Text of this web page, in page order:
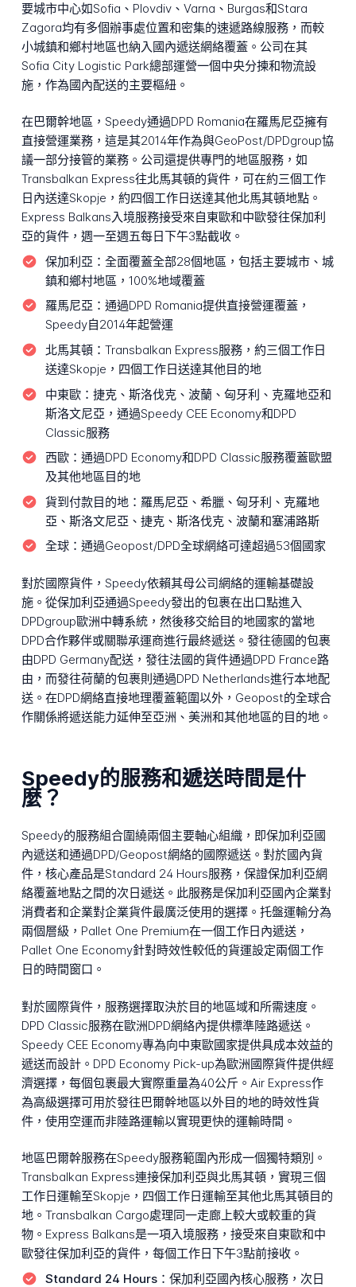
要城市中心如Sofia、Plovdiv、Varna、Burgas和Stara
Zagora均有多個辦事處位置和密集的速遞路線服務，而較
小城鎮和鄉村地區也納入國內遞送網絡覆蓋。公司在其
Sofia City Logistic Park總部運營一個中央分揀和物流設
施，作為國內配送的主要樞紐。
在巴爾幹地區，Speedy通過DPD Romania在羅馬尼亞擁有
直接營運業務，這是其2014年作為與GeoPost/DPDgroup協
議一部分接管的業務。公司還提供專門的地區服務，如
Transbalkan Express往北馬其頓的貨件，可在約三個工作
日內送達Skopje，約四個工作日送達其他北馬其頓地點。
Express Balkans入境服務接受來自東歐和中歐發往保加利
亞的貨件，週一至週五每日下午3點截收。
保加利亞： 全面覆蓋全部28個地區，包括主要城市、城
鎮和鄉村地區，100%地域覆蓋
羅馬尼亞： 通過DPD Romania提供直接營運覆蓋，
Speedy自2014年起營運
北馬其頓： Transbalkan Express服務，約三個工作日
送達Skopje，四個工作日送達其他目的地
中東歐： 捷克、斯洛伐克、波蘭、匈牙利、克羅地亞和
斯洛文尼亞，通過Speedy CEE Economy和DPD
Classic服務
西歐： 通過DPD Economy和DPD Classic服務覆蓋歐盟
及其他地區目的地
貨到付款目的地： 羅馬尼亞、希臘、匈牙利、克羅地
亞、斯洛文尼亞、捷克、斯洛伐克、波蘭和塞浦路斯
全球： 通過Geopost/DPD全球網絡可達超過53個國家
對於國際貨件，Speedy依賴其母公司網絡的運輸基礎設
施。從保加利亞通過Speedy發出的包裹在出口點進入
DPDgroup歐洲中轉系統，然後移交給目的地國家的當地
DPD合作夥伴或關聯承運商進行最終遞送。發往德國的包裹
由DPD Germany配送，發往法國的貨件通過DPD France路
由，而發往荷蘭的包裹則通過DPD Netherlands進行本地配
送。在DPD網絡直接地理覆蓋範圍以外，Geopost的全球合
作關係將遞送能力延伸至亞洲、美洲和其他地區的目的地。
Speedy的服務和遞送時間是什
麼？
Speedy的服務組合圍繞兩個主要軸心組織，即保加利亞國
內遞送和通過DPD/Geopost網絡的國際遞送。對於國內貨
件，核心產品是Standard 24 Hours服務，保證保加利亞網
絡覆蓋地點之間的次日遞送。此服務是保加利亞國內企業對
消費者和企業對企業貨件最廣泛使用的選擇。托盤運輸分為
兩個層級，Pallet One Premium在一個工作日內遞送，
Pallet One Economy針對時效性較低的貨運設定兩個工作
日的時間窗口。
對於國際貨件，服務選擇取決於目的地區域和所需速度。
DPD Classic服務在歐洲DPD網絡內提供標準陸路遞送。
Speedy CEE Economy專為向中東歐國家提供具成本效益的
遞送而設計。DPD Economy Pick-up為歐洲國際貨件提供經
濟選擇，每個包裹最大實際重量為40公斤。Air Express作
為高級選擇可用於發往巴爾幹地區以外目的地的時效性貨
件，使用空運而非陸路運輸以實現更快的運輸時間。
地區巴爾幹服務在Speedy服務範圍內形成一個獨特類別。
Transbalkan Express連接保加利亞與北馬其頓，實現三個
工作日運輸至Skopje，四個工作日運輸至其他北馬其頓目的
地。Transbalkan Cargo處理同一走廊上較大或較重的貨
物。Express Balkans是一項入境服務，接受來自東歐和中
歐發往保加利亞的貨件，每個工作日下午3點前接收。
Standard 24 Hours： 保加利亞國內核心服務，次日